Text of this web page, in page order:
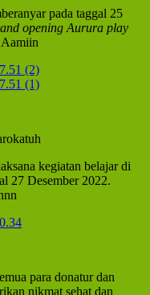
pada taggal 25
opening Aurura play
kegiatan belajar di
27 Desember 2022.
para donatur dan
nikmat sehat dan